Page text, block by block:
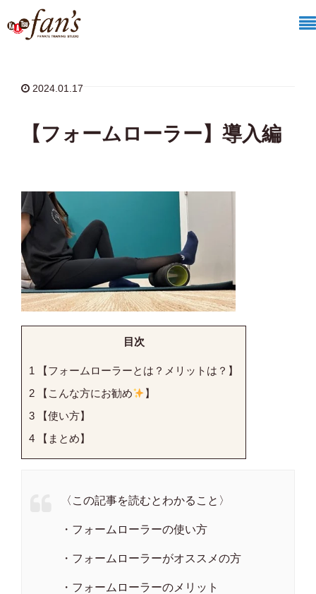
ホーム/ ダイエット
【フォームローラー】導入編
2024.01.17
【フォームローラー】導入編
目次
1 【フォームローラーとは？メリットは？】
2 【こんな方にお勧め
】
3 【使い方】
4 【まとめ】
〈この記事を読むとわかること〉
・フォームローラーの使い方
・フォームローラーがオススメの方
・フォームローラーのメリット